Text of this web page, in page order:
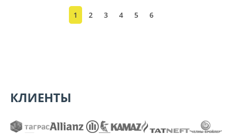
1 2 3 4 5 6
КЛИЕНТЫ